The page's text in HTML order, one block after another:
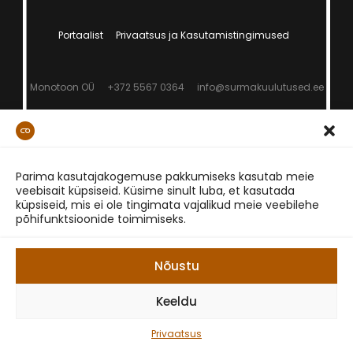
Parima kasutajakogemuse pakkumiseks kasutab meie
veebisait küpsiseid. Küsime sinult luba, et kasutada
küpsiseid, mis ei ole tingimata vajalikud meie veebilehe
põhifunktsioonide toimimiseks.
Nõustu
Keeldu
Privaatsus
Portaalist Privaatsus ja Kasutamistingimused
Monotoon OÜ +372 5567 0364 info@surmakuulutused.ee